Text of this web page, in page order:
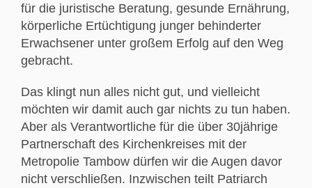
für die juristische Beratung, gesunde Ernährung,
körperliche Ertüchtigung junger behinderter
Erwachsener unter großem Erfolg auf den Weg
gebracht.
Das klingt nun alles nicht gut, und vielleicht
möchten wir damit auch gar nichts zu tun haben.
Aber als Verantwortliche für die über 30jährige
Partnerschaft des Kirchenkreises mit der
Metropolie Tambow dürfen wir die Augen davor
nicht verschließen. Inzwischen teilt Patriarch